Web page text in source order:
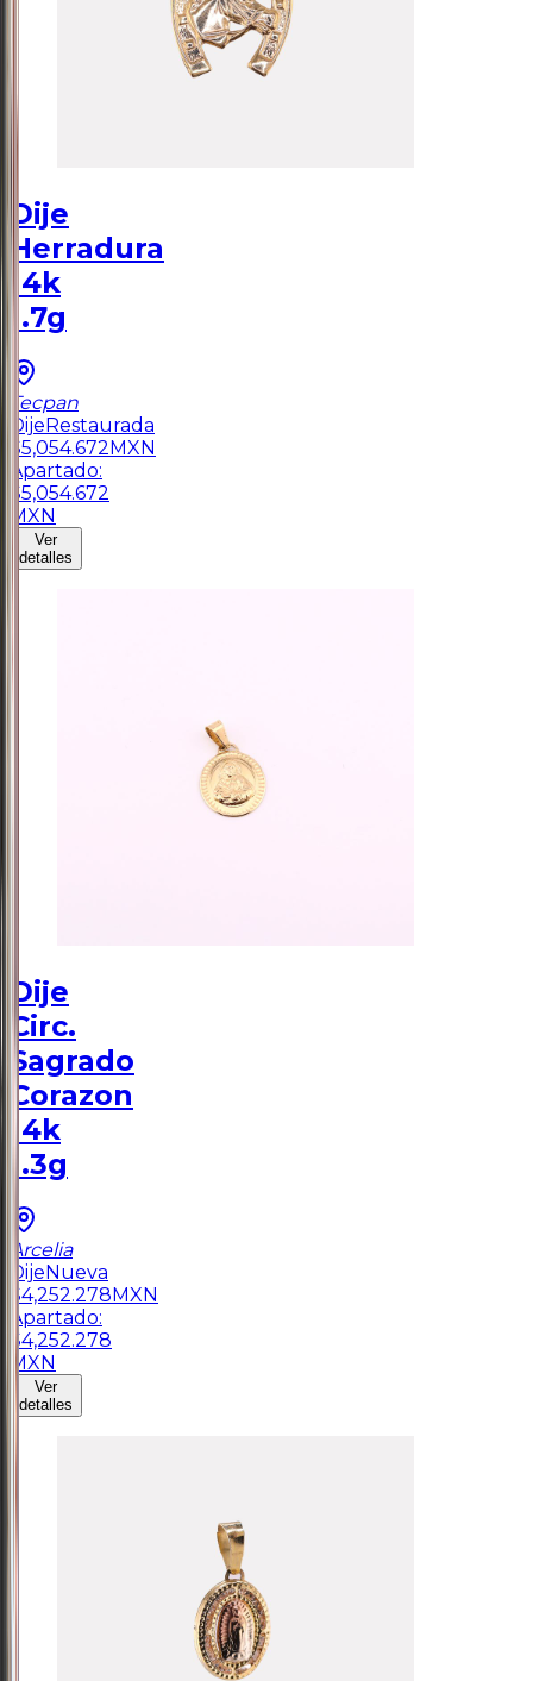
Dije
Herradura
14k
1.7g
Tecpan
DijeRestaurada
$5,054.672MXN
Apartado:
$5,054.672
MXN
Ver
detalles
Dije
Circ.
Sagrado
Corazon
14k
1.3g
Arcelia
DijeNueva
$4,252.278MXN
Apartado:
$4,252.278
MXN
Ver
detalles